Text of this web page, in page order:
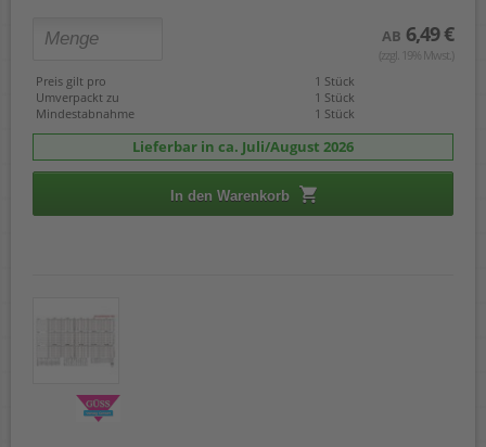
AB 6,49 €
(zzgl. 19% Mwst.)
Preis gilt pro
1 Stück
Umverpackt zu
1 Stück
Mindestabnahme
1 Stück
Lieferbar in ca. Juli/August 2026
In den Warenkorb